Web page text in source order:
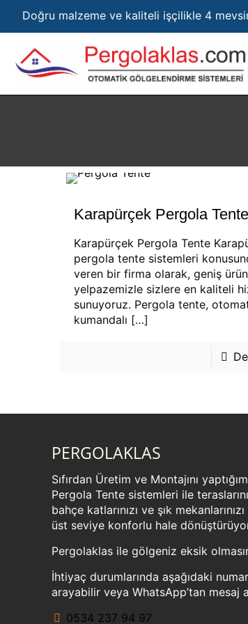
Doğru malzeme ve kaliteli işçilikle 4
Karapürçek Pergola Tente
Karapürçek Pergola Tente
pergola tente sistemleri
veren bir firma olarak, geniş ürün
yelpazemizle sizlere en kaliteli
sunuyoruz. Pergola tente,
kumandalı […]
PERGOLAKLAS
Sıfırdan Üretim ve Montajını
Pergola Tente sistemleri ile
bahçe katlarınızı ve şık
üst seviye konforlu hale
Pergolaklas ile gölgeniz eksik
İhtiyaç durumlarında aşağıdaki
arayabilir veya WhatsApp’tan mesaj
0534 237 94 97